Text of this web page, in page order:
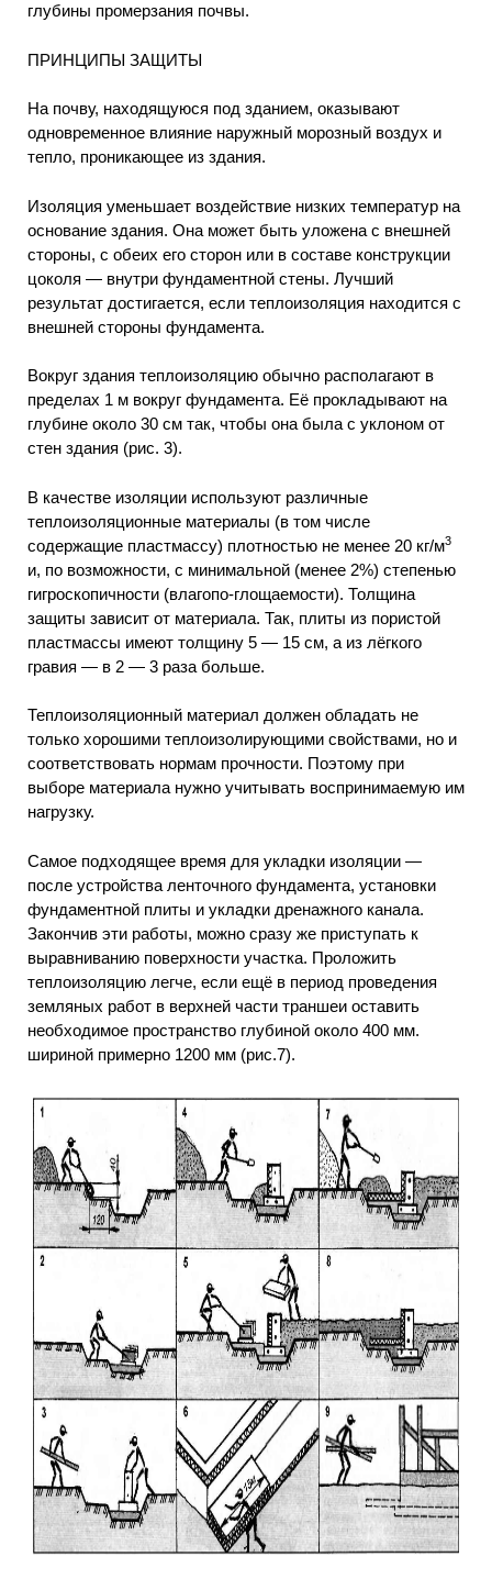
глубины промерзания почвы.
ПРИНЦИПЫ ЗАЩИТЫ
На почву, находящуюся под зданием, оказывают
одновременное влияние наружный морозный воздух и
тепло, проникающее из здания.
Изоляция уменьшает воздействие низких температур на
основание здания. Она может быть уложена с внешней
стороны, с обеих его сторон или в составе конструкции
цоколя — внутри фундаментной стены. Лучший
результат достигается, если теплоизоляция находится с
внешней стороны фундамента.
Вокруг здания теплоизоляцию обычно располагают в
пределах 1 м вокруг фундамента. Её прокладывают на
глубине около 30 см так, чтобы она была с уклоном от
стен здания (рис. 3).
В качестве изоляции используют различные
теплоизоляционные материалы (в том числе
содержащие пластмассу) плотностью не менее 20 кг/м3
и, по возможности, с минимальной (менее 2%) степенью
гигроскопичности (влагопо-глощаемости). Толщина
защиты зависит от материала. Так, плиты из пористой
пластмассы имеют толщину 5 — 15 см, а из лёгкого
гравия — в 2 — 3 раза больше.
Теплоизоляционный материал должен обладать не
только хорошими теплоизолирующими свойствами, но и
соответствовать нормам прочности. Поэтому при
выборе материала нужно учитывать воспринимаемую им
нагрузку.
Самое подходящее время для укладки изоляции —
после устройства ленточного фундамента, установки
фундаментной плиты и укладки дренажного канала.
Закончив эти работы, можно сразу же приступать к
выравниванию поверхности участка. Проложить
теплоизоляцию легче, если ещё в период проведения
земляных работ в верхней части траншеи оставить
необходимое пространство глубиной около 400 мм.
шириной примерно 1200 мм (рис.7).